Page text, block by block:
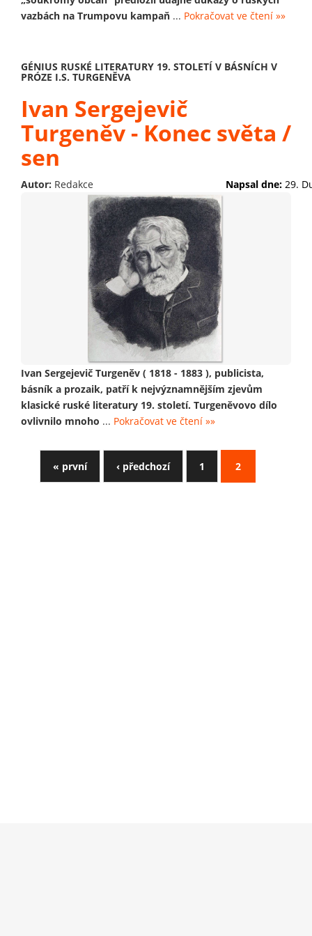
vazbách na Trumpovu kampaň ... Pokračovat ve čtení »»
GÉNIUS RUSKÉ LITERATURY 19. STOLETÍ V BÁSNÍCH V
PRÓZE I.S. TURGENĚVA
Ivan Sergejevič
Turgeněv - Konec světa /
sen
Autor: Redakce Napsal dne: 29.
Ivan Sergejevič Turgeněv ( 1818 - 1883 ), publicista,
básník a prozaik, patří k nejvýznamnějším zjevům
klasické ruské literatury 19. století. Turgeněvovo dílo
ovlivnilo mnoho ... Pokračovat ve čtení »»
« první ‹ předchozí 1 2